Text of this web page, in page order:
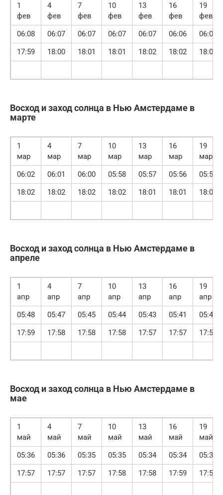
1
фев
4
фев
7
фев
10
фев
13
фев
16
фев
19
фев
06:08
06:07 06:07 06:07 06:07 06:06
06:05
17:59
18:00 18:01 18:01 18:02 18:02 18:02
Восход и заход солнца в Нью Амстердаме в
марте
1
мар
4
мар
7
мар
10
мар
13
мар
16
мар
19
мар
06:02
06:01 06:00 05:58 05:57 05:56
05:54
18:02
18:02 18:02 18:02 18:01 18:01 18:01
Восход и заход солнца в Нью Амстердаме в
апреле
1
апр
4
апр
7
апр
10
апр
13
апр
16
апр
19
апр
05:48
05:47 05:45 05:44 05:43 05:41
05:40
17:59
17:58 17:58 17:58 17:57 17:57 17:57
Восход и заход солнца в Нью Амстердаме в
мае
1
май
4
май
7
май
10
май
13
май
16
май
19
май
05:36
05:36 05:35 05:35 05:34 05:34
05:34
17:57
17:57 17:57 17:58 17:58 17:59 17:59